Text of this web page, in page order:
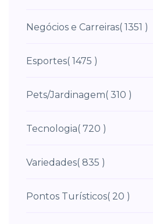
Negócios e Carreiras( 1351 )
Esportes( 1475 )
Pets/Jardinagem( 310 )
Tecnologia( 720 )
Variedades( 835 )
Pontos Turísticos( 20 )